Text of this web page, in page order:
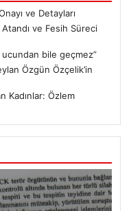
ve Detayları
ve Fesih Süreci
ucundan bile geçmez”
Özgün Özçelik’in
Kadınlar: Özlem